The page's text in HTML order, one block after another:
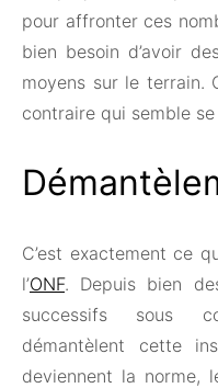
pour affronter ces
bien besoin d’avoir
moyens sur le terrain.
contraire qui semble
C’est exactement ce
l’ONF. Depuis bien
successifs sous
démantèlent cette
deviennent la norme,